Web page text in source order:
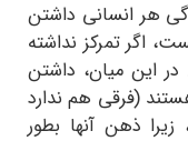
هر انسانی داشتن
اگر تمرکز نداشته
این میان، داشتن
(فرقی هم ندارد
ذهن آنها بطور